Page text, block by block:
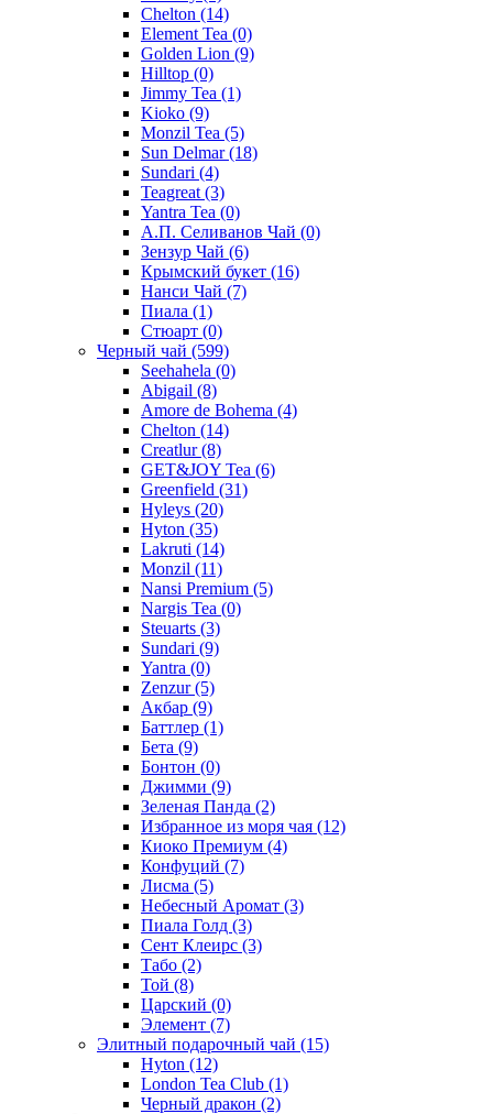
Chelton (14)
Element Tea (0)
Golden Lion (9)
Hilltop (0)
Jimmy Tea (1)
Kioko (9)
Monzil Tea (5)
Sun Delmar(18)
Sundari (4)
Teagreat (3)
Yantra Tea (0)
А.П. Селиванов Чай (0)
Зензур Чай (6)
Крымский букет (16)
Нанси Чай (7)
Пиала (1)
Стюарт (0)
Черный чай (599)
Seehahela (0)
Abigail (8)
Amore de Bohema (4)
Chelton (14)
Creatlur(8)
GET&JOY Tea (6)
Greenfield (31)
Hyleys (20)
Hyton (35)
Lakruti (14)
Monzil (11)
Nansi Premium (5)
Nargis Tea (0)
Steuarts (3)
Sundari (9)
Yantra (0)
Zenzur(5)
Акбар (9)
Баттлер (1)
Бета (9)
Бонтон (0)
Джимми (9)
Зеленая Панда (2)
Избранное из моря чая (12)
Киоко Премиум (4)
Конфуций (7)
Лисма (5)
Небесный Аромат (3)
Пиала Голд (3)
Сент Клеирс (3)
Табо (2)
Той (8)
Царский (0)
Элемент (7)
Элитный подарочный чай (15)
Hyton (12)
London Tea Club (1)
Черный дракон (2)